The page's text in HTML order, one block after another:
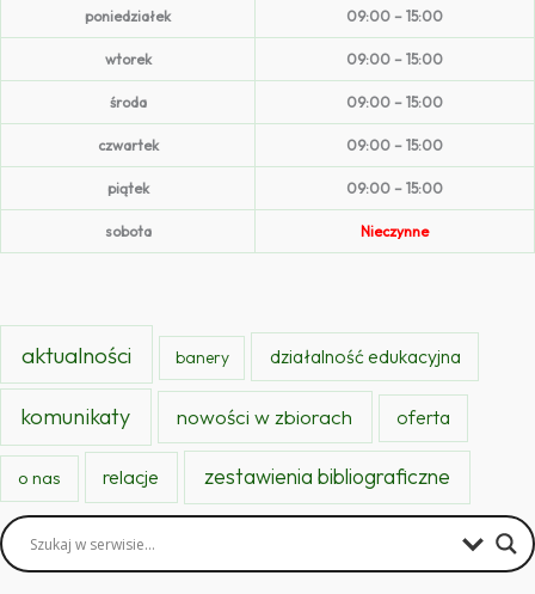
poniedziałek 09:00 – 15:00
wtorek 09:00 – 15:00
środa 09:00 – 15:00
czwartek 09:00 – 15:00
piątek 09:00 – 15:00
sobota Nieczynne
aktualności banery działalność edukacyjna
komunikaty nowości w zbiorach oferta
o nas relacje zestawienia bibliograficzne